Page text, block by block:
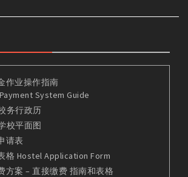
作业操作指南
System Guide
务行政历
校平面图
请表
格 Hostel Application Form
方案 – 直接缴费 指南和表格